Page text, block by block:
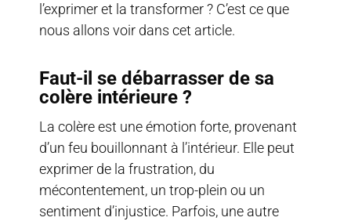
l’exprimer et la transformer ? C’est ce que
nous allons voir dans cet article.
Faut-il se débarrasser de sa
colère intérieure ?
La colère est une émotion forte, provenant
d’un feu bouillonnant à l’intérieur. Elle peut
exprimer de la frustration, du
mécontentement, un trop-plein ou un
sentiment d’injustice. Parfois, une autre